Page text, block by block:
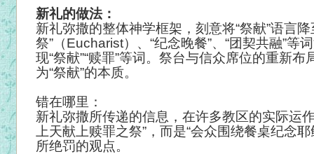
新礼的做法：
新礼弥撒的整体神学框架，刻意将“祭献”语言
祭”（Eucharist）、“纪念晚餐”、“团契共融”等
现“祭献”“赎罪”等词。祭台与信众席位的重新
为“祭献”的本质。
错在哪里：
新礼弥撒所传递的信息，在许多教区的实际运
上天献上赎罪之祭”，而是“会众围绕餐桌纪念
所绝罚的观点。